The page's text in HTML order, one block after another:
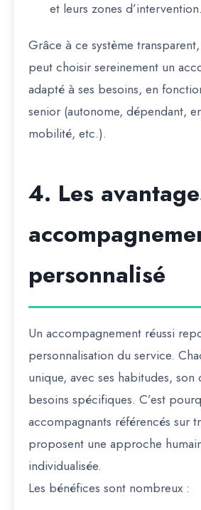
et leurs zones d’intervention.
Grâce à ce système
peutchoisir sereinement un
adapté à ses besoins, en
senior (autonome, dépendant,
mobilité, etc.).
4. Les
personnalisé
Un accompagnement réussi
personnalisation du service.
unique, avec ses habitudes, son
besoins spécifiques. C’est
accompagnants référencés sur
proposent une approche
individualisée.
Les bénéfices sont nombreux :